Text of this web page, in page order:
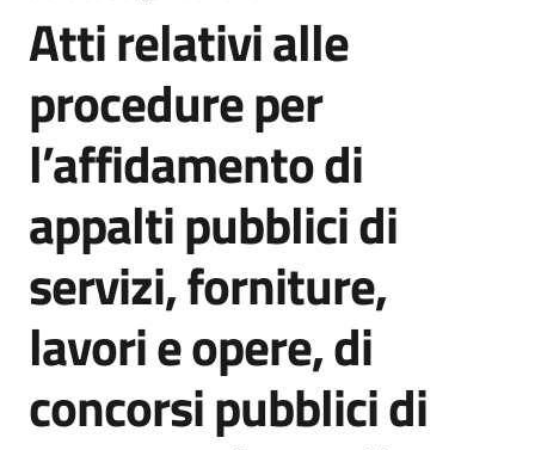
Vivere
Galliera
Amministrazione
Trasparente
Menu selezionato
Tutti
gli
argomenti...
Atti relativi alle
procedure per
l’affidamento di
appalti pubblici di
servizi, forniture,
lavori e opere, di
concorsi pubblici di